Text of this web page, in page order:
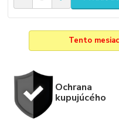
Tento
Ochrana
kupujúcého